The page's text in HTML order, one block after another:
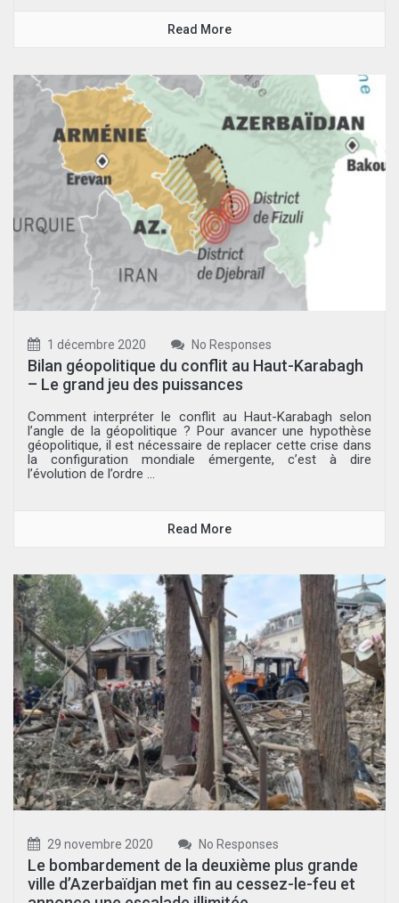
Read More
1 décembre 2020 No Responses
Bilan géopolitique du conflit au Haut-Karabagh
– Le grand jeu des puissances
Comment interpréter le conflit au Haut-Karabagh selon
l’angle de la géopolitique ? Pour avancer une hypothèse
géopolitique, il est nécessaire de replacer cette crise dans
la configuration mondiale émergente, c’est à dire
l’évolution de l’ordre ...
Read More
29 novembre 2020 No Responses
Le bombardement de la deuxième plus grande
ville d’Azerbaïdjan met fin au cessez-le-feu et